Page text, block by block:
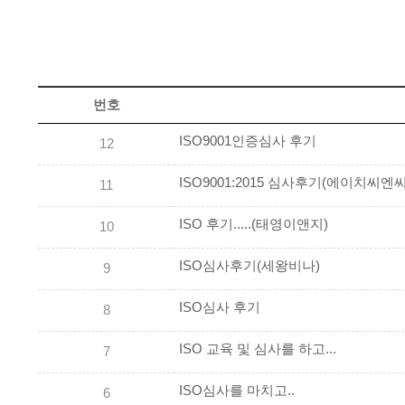
번호
12 ISO9001인증심사 후기
11 ISO9001:2015 심사후기(에이치씨엔
10 ISO 후기.....(태영이앤지)
9 ISO심사후기(세왕비나)
8 ISO심사 후기
7 ISO 교육 및 심사를 하고...
6 ISO심사를 마치고..